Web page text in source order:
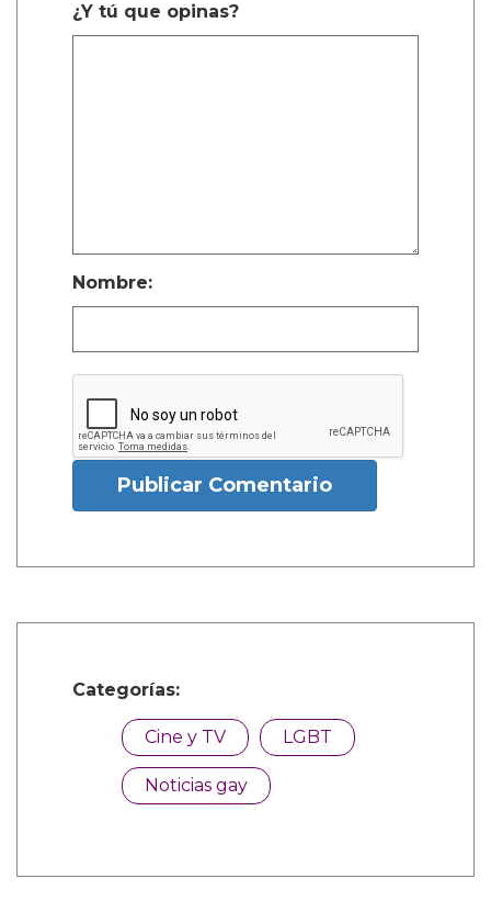
¿Y tú que opinas?
Nombre:
Publicar Comentario
Categorías:
Cine y TV LGBT
Noticias gay